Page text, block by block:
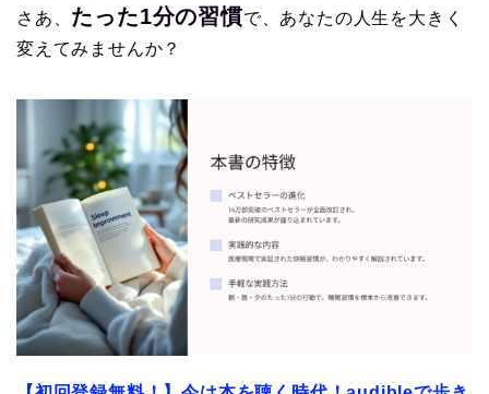
さあ、 たった1分の習慣で、あなたの人生を大きく
変えてみませんか？